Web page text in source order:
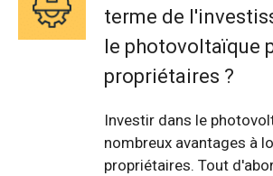
terme de
le photovoltaïque
propriétaires ?
Investir dans le
nombreux avantages à
propriétaires. Tout